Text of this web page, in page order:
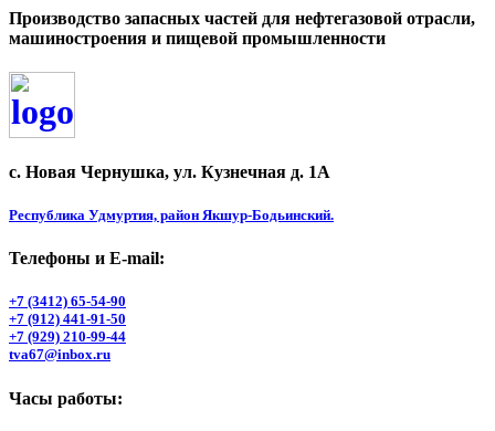
Производство запасных частей для нефтегазовой отрасли,
машиностроения и пищевой промышленности
с. Новая Чернушка, ул. Кузнечная д. 1А
Республика Удмуртия, район Якшур-Бодьинский.
Телефоны и Е-mail:
+7 (3412) 65-54-90
+7 (912) 441-91-50
+7 (929) 210-99-44
tva67@inbox.ru
Часы работы: